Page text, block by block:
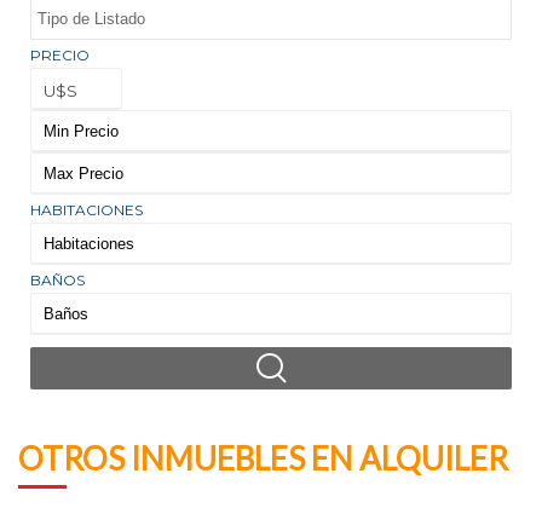
PRECIO
U$S
HABITACIONES
BAÑOS
OTROS INMUEBLES EN ALQUILER